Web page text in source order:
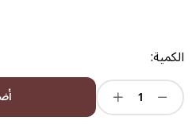
الكمية: